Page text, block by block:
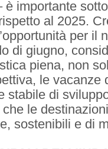
importante
al 2025.
per il
di giugno,
piena, non
le
stabile di
le
sostenibili e di